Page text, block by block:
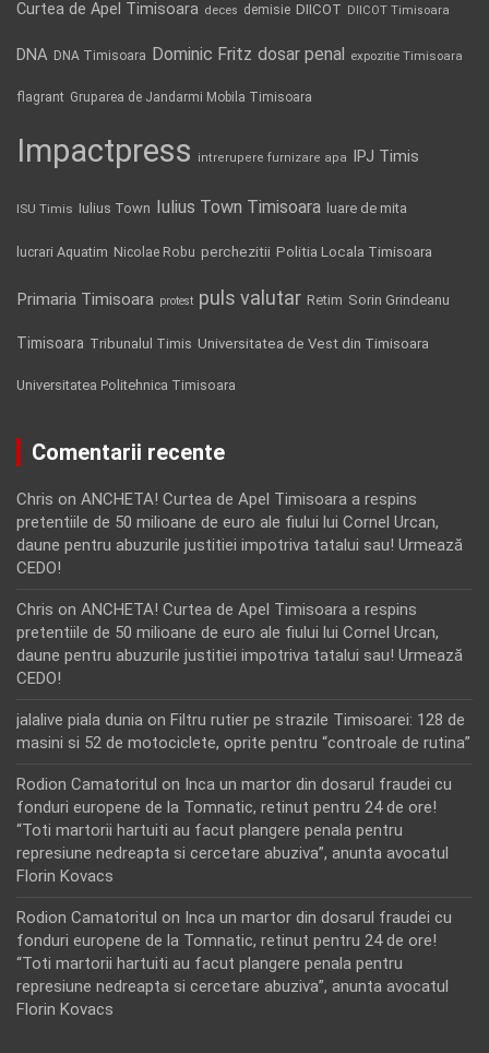
Curtea de Apel Timisoara deces demisie DIICOT DIICOT Timisoara
DNA DNA Timisoara Dominic Fritz dosar penal expozitie Timisoara
flagrant Gruparea de Jandarmi Mobila Timisoara
Impactpress intrerupere furnizare apa IPJ Timis
ISU Timis Iulius Town Iulius Town Timisoara luare de mita
lucrari Aquatim Nicolae Robu perchezitii Politia Locala Timisoara
Primaria Timisoara protest puls valutar Retim Sorin Grindeanu
Timisoara Tribunalul Timis Universitatea de Vest din Timisoara
Universitatea Politehnica Timisoara
Comentarii recente
Chris on ANCHETA! Curtea de Apel Timisoara a respins
pretentiile de 50 milioane de euro ale fiului lui Cornel Urcan,
daune pentru abuzurile justitiei impotriva tatalui sau! Urmează
CEDO!
Chris on ANCHETA! Curtea de Apel Timisoara a respins
pretentiile de 50 milioane de euro ale fiului lui Cornel Urcan,
daune pentru abuzurile justitiei impotriva tatalui sau! Urmează
CEDO!
jalalive piala dunia on Filtru rutier pe strazile Timisoarei: 128 de
masini si 52 de motociclete, oprite pentru “controale de rutina”
Rodion Camatoritul on Inca un martor din dosarul fraudei cu
fonduri europene de la Tomnatic, retinut pentru 24 de ore!
“Toti martorii hartuiti au facut plangere penala pentru
represiune nedreapta si cercetare abuziva”, anunta avocatul
Florin Kovacs
Rodion Camatoritul on Inca un martor din dosarul fraudei cu
fonduri europene de la Tomnatic, retinut pentru 24 de ore!
“Toti martorii hartuiti au facut plangere penala pentru
represiune nedreapta si cercetare abuziva”, anunta avocatul
Florin Kovacs